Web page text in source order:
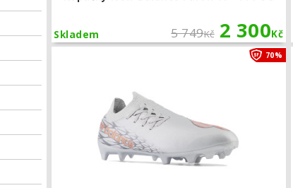
5 749Kč 2 300Kč
Skladem
70%